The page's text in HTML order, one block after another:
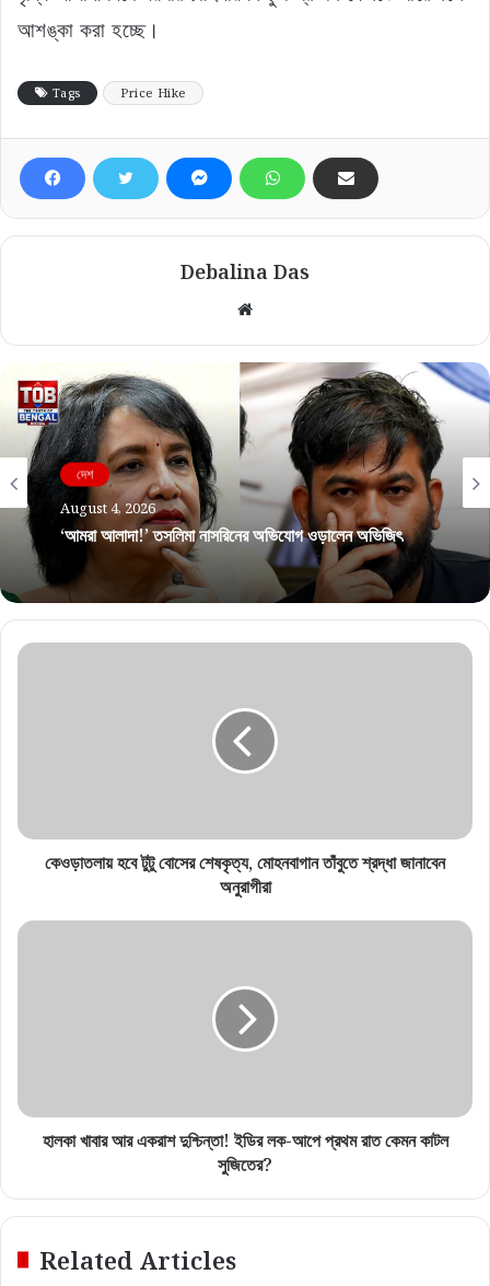
আশঙ্কা করা হচ্ছে।
Tags Price Hike
Debalina Das
Website
দেশ
August 4, 2026
‘আমরা আলাদা!’ তসলিমা নাসরিনের অভিযোগ ওড়ালেন অভিজিৎ
কেওড়াতলায় হবে টুটু বোসের শেষকৃত্য, মোহনবাগান তাঁবুতে শ্রদ্ধা জানাবেন
অনুরাগীরা
হালকা খাবার আর একরাশ দুশ্চিন্তা! ইডির লক-আপে প্রথম রাত কেমন কাটল
সুজিতের?
Related Articles